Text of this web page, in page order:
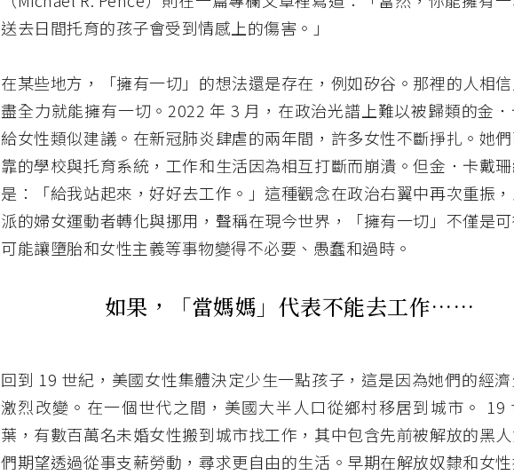
送去日間托育的孩子會受到情感上的傷害。」
在某些地方，「擁有一切」的想法還是存在，例如矽谷。那裡的人相
盡全力就能擁有一切。2022 年 3 月，在政治光譜上難以被歸類的金
給女性類似建議。在新冠肺炎肆虐的兩年間，許多女性不斷掙扎。她
靠的學校與托育系統，工作和生活因為相互打斷而崩潰。但金．卡戴
是：「給我站起來，好好去工作。」這種觀念在政治右翼中再次重振
派的婦女運動者轉化與挪用，聲稱在現今世界，「擁有一切」不僅是
可能讓墮胎和女性主義等事物變得不必要、愚蠢和過時。
如果，「當媽媽」代表不能去工作……
回到 19 世紀，美國女性集體決定少生一點孩子，這是因為她們的經
激烈改變。在一個世代之間，美國大半人口從鄉村移居到城市。 19
葉，有數百萬名未婚女性搬到城市找工作，其中包含先前被解放的黑
們期望透過從事支薪勞動，尋求更自由的生活。早期在解放奴隸和女